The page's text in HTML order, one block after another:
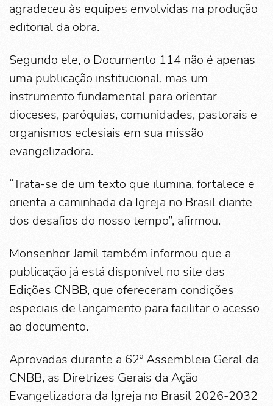
agradeceu às equipes envolvidas na produção
editorial da obra.
Segundo ele, o Documento 114 não é apenas
uma publicação institucional, mas um
instrumento fundamental para orientar
dioceses, paróquias, comunidades, pastorais e
organismos eclesiais em sua missão
evangelizadora.
“Trata-se de um texto que ilumina, fortalece e
orienta a caminhada da Igreja no Brasil diante
dos desafios do nosso tempo”, afirmou.
Monsenhor Jamil também informou que a
publicação já está disponível no site das
Edições CNBB, que ofereceram condições
especiais de lançamento para facilitar o acesso
ao documento.
Aprovadas durante a 62ª Assembleia Geral da
CNBB, as Diretrizes Gerais da Ação
Evangelizadora da Igreja no Brasil 2026-2032